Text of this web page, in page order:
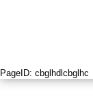
PageID: cbglhdlcbglhc